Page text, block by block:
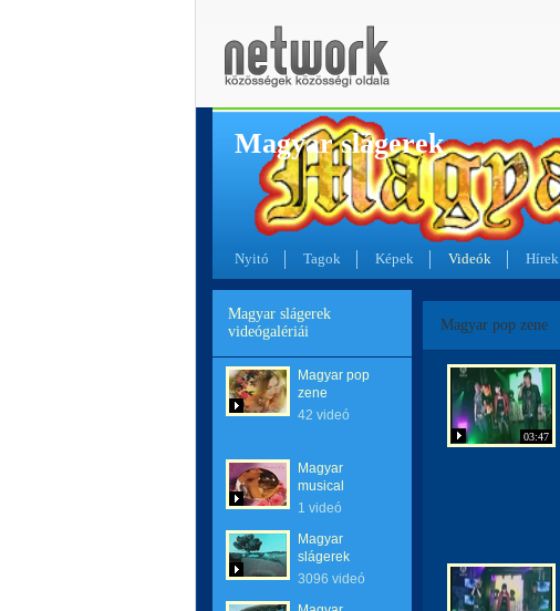
Magyar slágerek
Nyitó Tagok Képek Videók Hírek
Magyar slágerek
videógalériái
Magyar pop
zene
42 videó
Magyar
musical
1 videó
Magyar
slágerek
3096 videó
Magyar pop zene
03:47